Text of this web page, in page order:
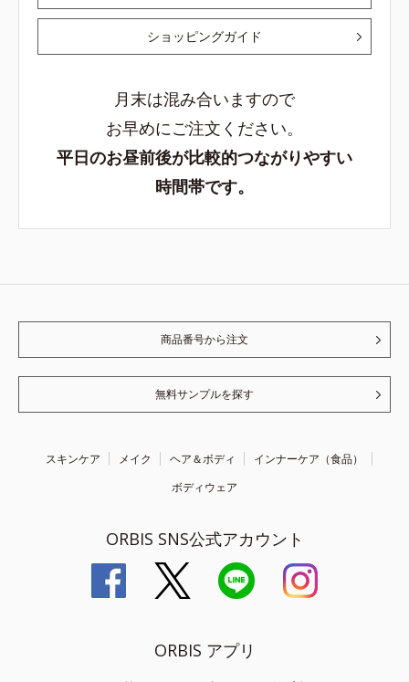
ショッピングガイド
月末は混み合いますので
お早めにご注文ください。
平日のお昼前後が比較的つながりやすい
時間帯です。
商品番号から注文
無料サンプルを探す
スキンケア メイク ヘア＆ボディ
インナーケア（食品）
ボディウェア
ORBIS SNS公式アカウント
ORBIS アプリ